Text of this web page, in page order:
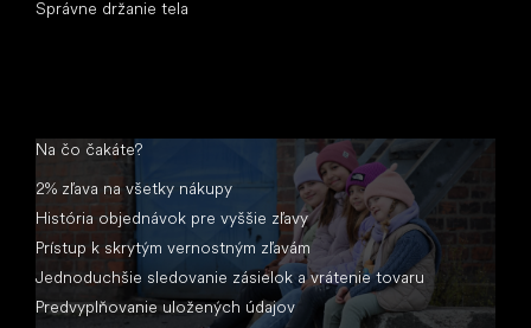
Správne držanie tela
Na čo čakáte?
2% zľava na všetky nákupy
História objednávok pre vyššie zľavy
Prístup k skrytým vernostným zľavám
Jednoduchšie sledovanie zásielok a vrátenie tovaru
Predvyplňovanie uložených údajov